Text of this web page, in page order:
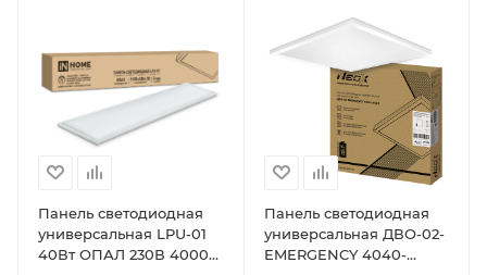
Панель светодиодная
универсальная LPU-01
40Вт ОПАЛ 230В 4000K
Панель светодиодная
универсальная ДВО-02-
EMERGENCY 4040-